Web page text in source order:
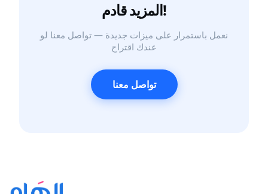
المزيد قادم!
نعمل باستمرار على ميزات جديدة — تواصل معنا لو
عندك اقتراح
تواصل معنا